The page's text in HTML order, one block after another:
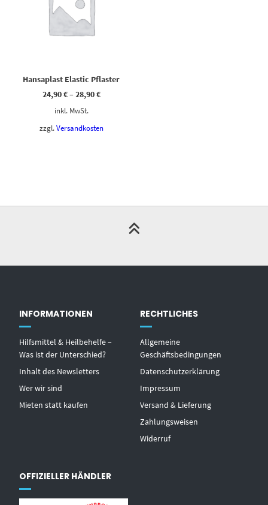
Hansaplast Elastic Pflaster
24,90€–28,90€
inkl. MwSt.
zzgl. Versandkosten
INFORMATIONEN
Hilfsmittel & Heilbehelfe –
Was ist der Unterschied?
Inhalt des Newsletters
Wer wir sind
Mieten statt kaufen
RECHTLICHES
Allgemeine
Geschäftsbedingungen
Datenschutzerklärung
Impressum
Versand & Lieferung
Zahlungsweisen
Widerruf
OFFIZIELLER HÄNDLER